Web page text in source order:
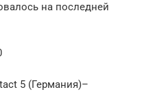
на последней
5 (Германия)–